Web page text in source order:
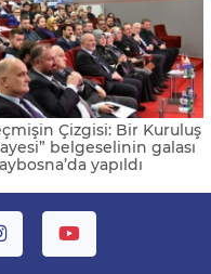
Çizgisi: Bir Kuruluş
belgeselinin galası
yapıldı